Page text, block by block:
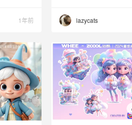
1年前 lazycats